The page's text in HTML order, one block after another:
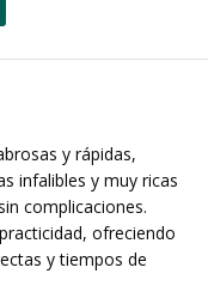
y rápidas,
infalibles y muy ricas
complicaciones.
ofreciendo
y tiempos de